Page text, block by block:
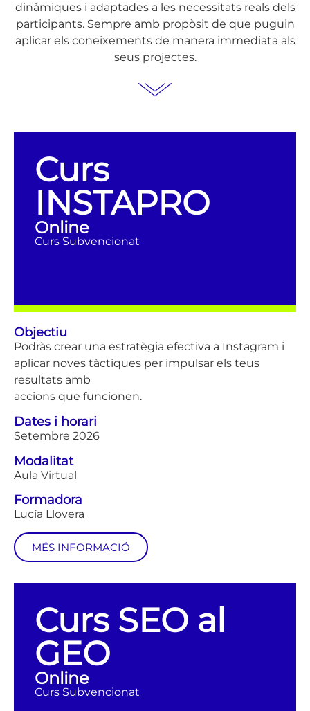
dinàmiques i adaptades a les necessitats reals dels
participants. Sempre amb propòsit de que puguin
aplicar els coneixements de manera immediata als
seus projectes.
Curs
INSTAPRO
Online
Curs Subvencionat
Objectiu
Podràs crear una estratègia efectiva a Instagram i
aplicar noves tàctiques per impulsar els teus
resultats amb
accions que funcionen.
Dates i horari
Setembre 2026
Modalitat
Aula Virtual
Formadora
Lucía Llovera
MÉS INFORMACIÓ
Curs SEO al
GEO
Online
Curs Subvencionat